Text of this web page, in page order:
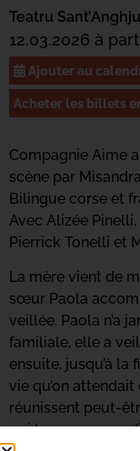
Teatru
12.03.2026 à
Ajouter au
Acheter les billets
Compagnie Aime
scène par
Bilingue corse et
Avec Alizée
Pierrick Tonelli et
La mère vient de
sœur Paola
veillée. Paola n’a
familiale, elle a
ensuite, jusqu’à la
vie qu’on
réunissent peut-
qui les a vus